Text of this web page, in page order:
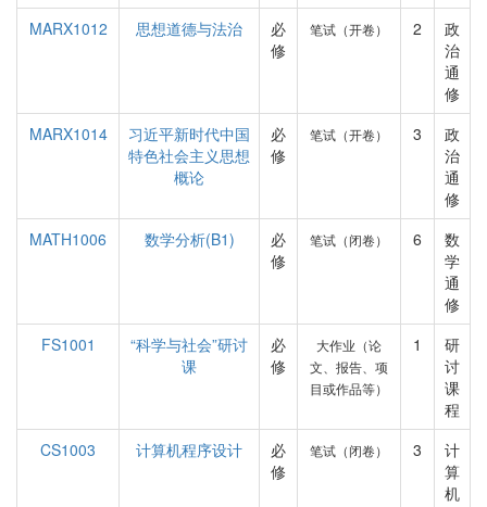
MARX1012
思想道德与法治
必
修
笔试（开卷） 2
政
治
通
修
MARX1014
习近平新时代中国
特色社会主义思想
概论
必
修
笔试（开卷） 3
政
治
通
修
MATH1006
数学分析(B1)
必
修
笔试（闭卷） 6
数
学
通
修
FS1001
“科学与社会”研讨
课
必
修
大作业（论
文、报告、项
目或作品等）
1
研
讨
课
程
CS1003
计算机程序设计
必
修
笔试（闭卷） 3
计
算
机